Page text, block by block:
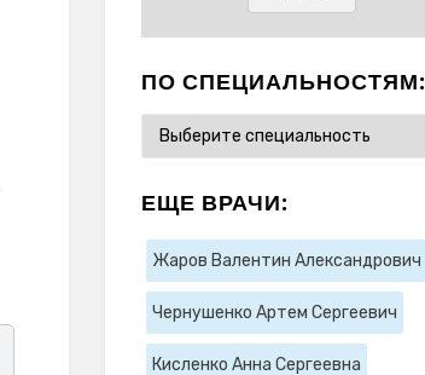
ПО СПЕЦИАЛЬНОСТЯМ:
ЕЩЕ ВРАЧИ:
Жаров Валентин Александрович
Чернушенко Артем Сергеевич
Кисленко Анна Сергеевна